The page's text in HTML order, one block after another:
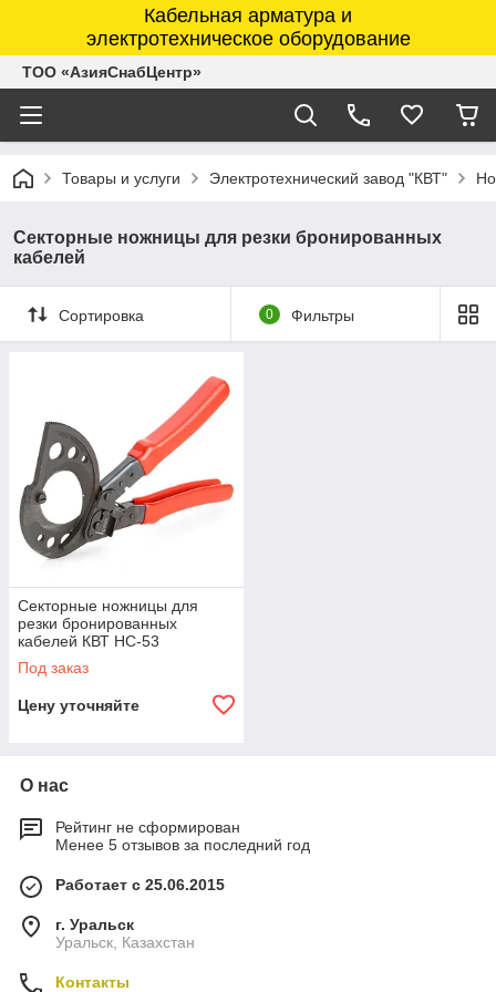
Кабельная арматура и
электротехническое оборудование
ТОО «АзияСнабЦентр»
Товары и услуги Электротехнический завод "КВТ"
Секторные ножницы для резки бронированных
кабелей
Сортировка 0 Фильтры
Секторные ножницы для
резки бронированных
кабелей КВТ НС-53
Под заказ
Цену уточняйте
О нас
Рейтинг не сформирован
Менее 5 отзывов за последний год
Работает с 25.06.2015
г. Уральск
Уральск, Казахстан
Контакты